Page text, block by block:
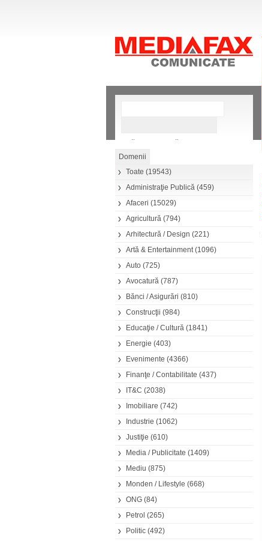
Căutare avansată
Toate (19543)
Administraţie Publică (459)
Afaceri (15029)
Agricultură (794)
Arhitectură / Design (221)
Artă & Entertainment(1096)
Auto (725)
Avocatură (787)
Bănci / Asigurări (810)
Construcţii (984)
Educaţie / Cultură (1841)
Energie (403)
Evenimente (4366)
Finanţe / Contabilitate (437)
IT&C (2038)
Imobiliare (742)
Industrie (1062)
Justiţie (610)
Media / Publicitate (1409)
Mediu (875)
Monden / Lifestyle (668)
ONG (84)
Petrol (265)
Politic (492)